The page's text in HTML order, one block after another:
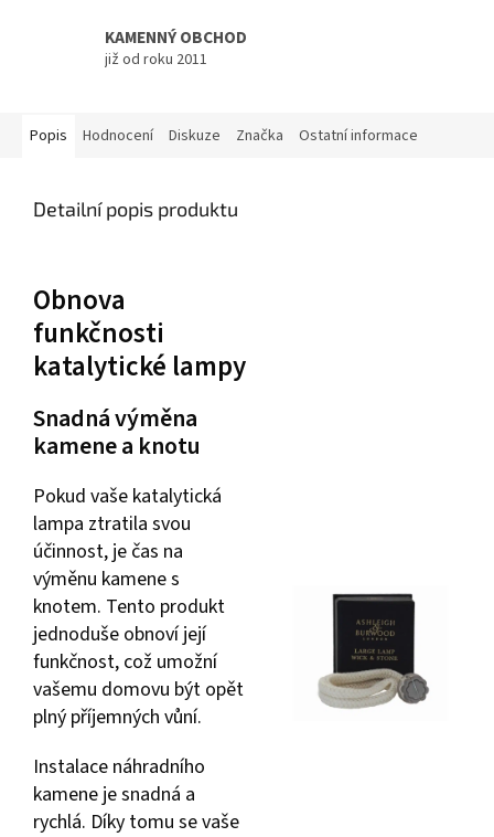
KAMENNÝ OBCHOD
již od roku 2011
Popis Hodnocení Diskuze Značka Ostatní informace
Detailní popis produktu
Obnova
funkčnosti
katalytické lampy
Snadná výměna
kamene a knotu
Pokud vaše katalytická
lampa ztratila svou
účinnost, je čas na
výměnu kamene s
knotem. Tento produkt
jednoduše obnoví její
funkčnost, což umožní
vašemu domovu být opět
plný příjemných vůní.
Instalace náhradního
kamene je snadná a
rychlá. Díky tomu se vaše